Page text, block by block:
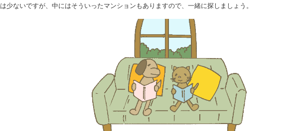
少ないですが、中にはそういったマンションもありますので、一緒に探しましょう。